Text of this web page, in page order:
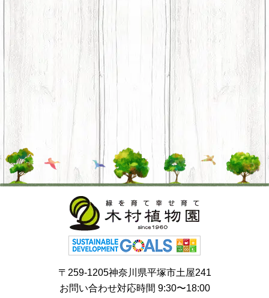
〒259-1205神奈川県平塚市土屋241
お問い合わせ対応時間 9:30〜18:00